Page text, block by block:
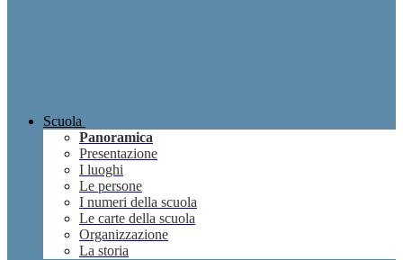
Scuola
Panoramica
Presentazione
I luoghi
Le persone
I numeri della scuola
Le carte della scuola
Organizzazione
La storia